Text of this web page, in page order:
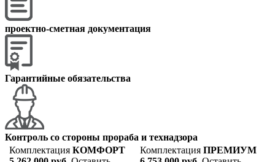
проектно-сметная документация
Гарантийные обязательства
Контроль со стороны прораба и технадзора
Комплектация КОМФОРТ
Комплектация ПРЕМИУМ